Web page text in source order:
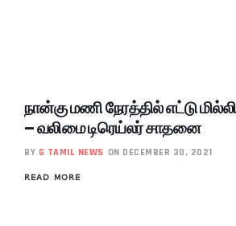
நான்கு மணி நேரத்தில் எட்டு
– வலிமை டிரெய்லர் சாதனை
BY G TAMIL NEWS ON DECEMBER 30, 2021
READ MORE